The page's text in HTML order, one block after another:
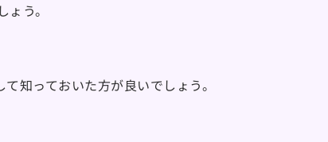
う。
知っておいた方が良いでしょう。